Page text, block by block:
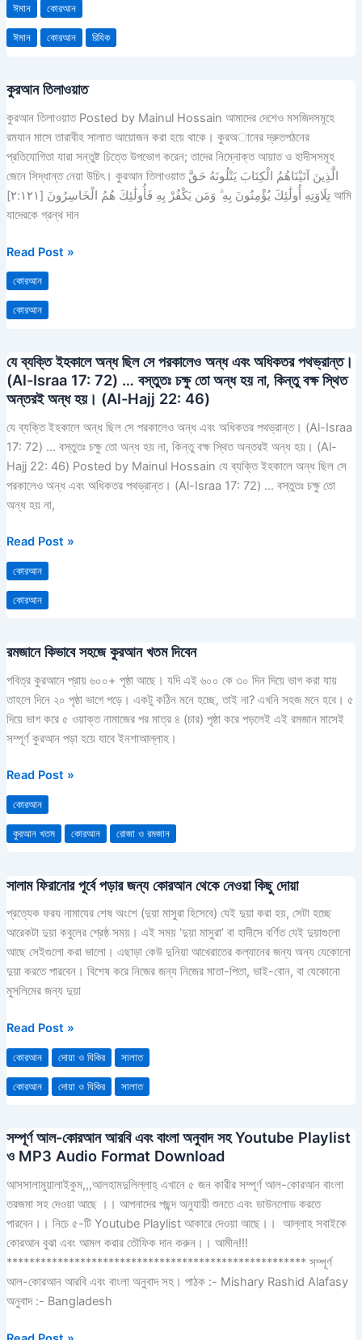
ঈমান কোরআন
ঈমান কোরআন রিযিক
কুরআন তিলাওয়াত
কুরআন তিলাওয়াত Posted by Mainul Hossain আমাদের দেশেও মসজিদসমূহে
রমযান মাসে তারাবীহ সালাত আয়োজন করা হয়ে থাকে। কুরঅানের দ্রুতপঠনের
প্রতিযোগিতা যারা সন্তুষ্ট চিত্তে উপভোগ করেন; তাদের নিম্নোক্ত আয়াত ও হাদীসসমূহ
জেনে সিদ্ধান্ত নেয়া উচিৎ। কুরআন তিলাওয়াত الَّذِينَ آتَيْنَاهُمُ الْكِتَابَ يَتْلُونَهُ حَقَّ
تِلَاوَتِهِ أُولَٰئِكَ يُؤْمِنُونَ بِهِ ۗ وَمَن يَكْفُرْ بِهِ فَأُولَٰئِكَ هُمُ الْخَاسِرُونَ [٢:١٢١] আমি
যাদেরকে গ্রন্থ দান
কুরআন
Read Post »
কোরআন
কোরআন
যে ব্যক্তি ইহকালে অন্ধ ছিল সে পরকালেও অন্ধ এবং অধিকতর পথভ্রান্ত।
(Al-Israa 17: 72) … বস্তুতঃ চক্ষু তো অন্ধ হয় না, কিন্তু বক্ষ স্থিত
অন্তরই অন্ধ হয়। (Al-Hajj 22: 46)
যে ব্যক্তি ইহকালে অন্ধ ছিল সে পরকালেও অন্ধ এবং অধিকতর পথভ্রান্ত। (Al-Israa
17: 72) … বস্তুতঃ চক্ষু তো অন্ধ হয় না, কিন্তু বক্ষ স্থিত অন্তরই অন্ধ হয়। (Al-
Hajj 22: 46) Posted by Mainul Hossain যে ব্যক্তি ইহকালে অন্ধ ছিল সে
পরকালেও অন্ধ এবং অধিকতর পথভ্রান্ত। (Al-Israa 17: 72) … বস্তুতঃ চক্ষু তো
অন্ধ হয় না,
যে
ব্যক্তি
ইহকালে
ছিল
সে
পরকালেও
এবং
অধিকতর
(Al-
Israa
17:
…
বস্তুতঃ
তো
না,
বক্ষ
স্থিত
অন্তরই
হয়।
Hajj
Read Post »
কোরআন
কোরআন
রমজানে কিভাবে সহজে কুরআন খতম দিবেন
পবিত্র কুরআনে প্রায় ৬০০+ পৃষ্ঠা আছে। যদি এই ৬০০ কে ৩০ দিন দিয়ে ভাগ করা যায়
তাহলে দিনে ২০ পৃষ্ঠা ভাগে পড়ে। একটু কঠিন মনে হচ্ছে, তাই না? এখনি সহজ মনে হবে। ৫
দিয়ে ভাগ করে ৫ ওয়াক্ত নামাজের পর মাত্র ৪ (চার) পৃষ্ঠা করে পড়লেই এই রমজান মাসেই
সম্পূর্ণ কুরআন পড়া হয়ে যাবে ইনশাআল্লাহ।
রমজানে
সহজে
কুরআন
দিবেন
Read Post »
কোরআন
কুরআন খতম কোরআন রোজা ও রমজান
সালাম ফিরানোর পূর্বে পড়ার জন্য কোরআন থেকে নেওয়া কিছু দোয়া
প্রত্যেক ফরয নামাযের শেষ অংশে (দুয়া মাসুরা হিসেবে) যেই দুয়া করা হয়, সেটা হচ্ছে
আরেকটা দুয়া কবুলের শ্রেষ্ঠ সময়। এই সময় ‘দুয়া মাসুরা’ বা হাদীসে বর্ণিত যেই দুয়াগুলো
আছে সেইগুলো করা ভালো। এছাড়া কেউ দুনিয়া আখেরাতের কল্যানের জন্য অন্য যেকোনো
দুয়া করতে পারবেন। বিশেষ করে নিজের জন্য নিজের মাতা-পিতা, ভাই-বোন, বা যেকোনো
মুসলিমের জন্য দুয়া
সালাম
পূর্বে
থেকে
নেওয়া
দোয়া
Read Post »
কোরআন দোয়া ও যিকির সালাত
কোরআন দোয়া ও যিকির সালাত
সম্পূর্ণ আল-কোরআন আরবি এবং বাংলা অনুবাদ সহ Youtube Playlist
ও MP3 Audio Format Download
আসসালামুয়ালাইকুম,,,আলহামদুলিল্লাহ্‌ এখানে ৫ জন কারীর সম্পূর্ণ আল-কোরআন বাংলা
তরজমা সহ দেওয়া আছে ।। আপনাদের পছন্দ অনুযায়ী শুনতে এবং ডাউনলোড করতে
পারবেন।। নিচে ৫-টি Youtube Playlist আকারে দেওয়া আছে।। আল্লাহ সবাইকে
কোরআন বুঝা এবং আমল করার তৌফিক দান করুন।। আমীন!!!
***************************************************** সম্পূর্ণ
আল-কোরআন আরবি এবং বাংলা অনুবাদ সহ। পাঠক :- Mishary Rashid Alafasy
অনুবাদ :- Bangladesh
সম্পূর্ণ
আল-
Playlist
ও